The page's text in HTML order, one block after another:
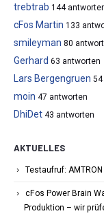
trebtrab 144
cFos Martin 133
smileyman 80
Gerhard 63 antworten
Lars Bergengruen 54
moin 47 antworten
DhiDet 43 antworten
AKTUELLES
Testaufruf:
cFos Power Brain
Produktion – wir